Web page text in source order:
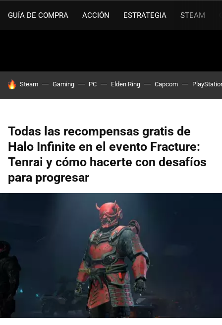
GUÍA DE COMPRA ACCIÓN ESTRATEGIA STEAM
HOY SE HABLA DE
Steam Gaming PC Elden Ring Capcom
Todas las recompensas gratis de
Halo Infinite en el evento Fracture:
Tenrai y cómo hacerte con desafíos
para progresar